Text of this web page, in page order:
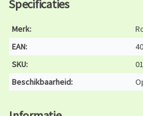
Specificaties
Merk:
EAN:
SKU:
Beschikbaarheid: